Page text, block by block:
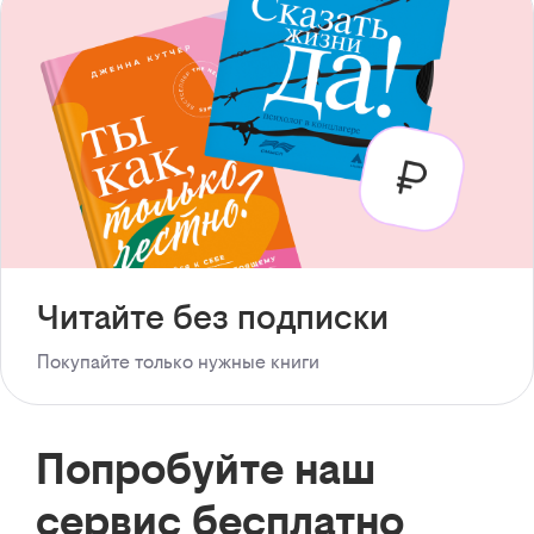
Читайте без подписки
Покупайте только нужные книги
Попробуйте наш
сервис бесплатно